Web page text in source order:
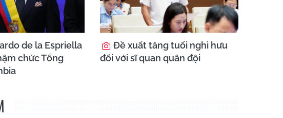
de la Espriella
chức Tổng
Đề xuất tăng tuổi nghỉ hưu
đối với sĩ quan quân đội